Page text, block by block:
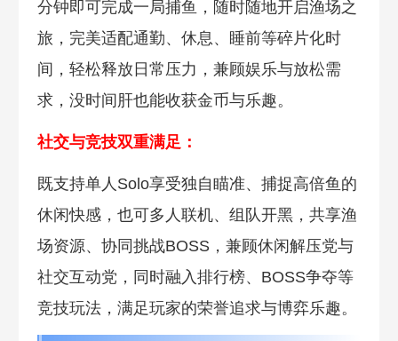
分钟即可完成一局捕鱼，随时随地开启渔场之
旅，完美适配通勤、休息、睡前等碎片化时
间，轻松释放日常压力，兼顾娱乐与放松需
求，没时间肝也能收获金币与乐趣。
社交与竞技双重满足：
既支持单人Solo享受独自瞄准、捕捉高倍鱼的
休闲快感，也可多人联机、组队开黑，共享渔
场资源、协同挑战BOSS，兼顾休闲解压党与
社交互动党，同时融入排行榜、BOSS争夺等
竞技玩法，满足玩家的荣誉追求与博弈乐趣。